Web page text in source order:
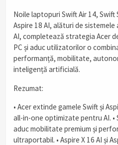
Noile laptopuri Swift Air 14, Swift
Aspire 18 AI, alături de sistemele
AI, completează strategia Acer
PC și aduc utilizatorilor o
performanță, mobilitate,
inteligență artificială.
Rezumat:
• Acer extinde gamele Swift și
all-in-one optimizate pentru AI. •
aduc mobilitate premium și
ultraportabil. • Aspire X 16 AI și